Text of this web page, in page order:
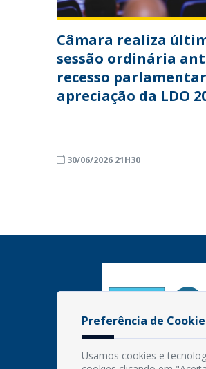
Câmara realiza
sessão ordinária
recesso
apreciação da LDO
30/06/2026 21H30
Preferência de
Usamos cookies e